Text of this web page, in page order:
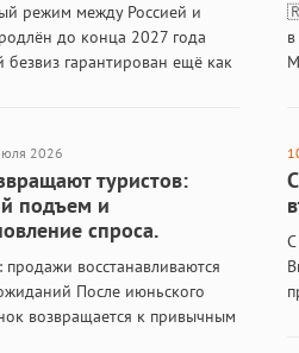
режим между Россией и
до конца 2027 года
безвиз гарантирован ещё как
2026
туристов:
подъем и
спроса.
восстанавливаются
После июньского
возвращается к привычным